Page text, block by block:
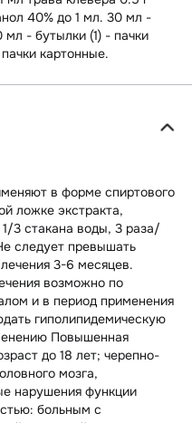
40% до 1 мл. 30 мл -
мл - бутылки (1) - пачки
картонные.
в форме спиртового
ложке экстракта,
3 стакана воды, 3 раза/
следует превышать
3-6 месяцев.
возможно по
и в период применения
гиполипидемическую
Повышенная
до 18 лет; черепно-
мозга,
нарушения функции
больным с